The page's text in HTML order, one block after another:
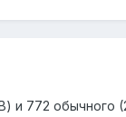
и 772 обычного